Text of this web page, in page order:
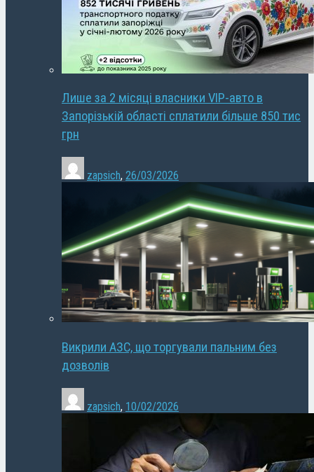
Лише за 2 місяці власники VIP-авто в
Запорізькій області сплатили більше 850 тис
грн
zapsich, 26/03/2026
Викрили АЗС, що торгували пальним без
дозволів
zapsich, 10/02/2026